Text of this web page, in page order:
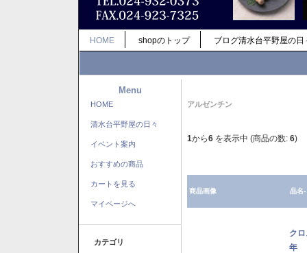
HOME shopのトップ ブログ清水台平野屋の日
Menu
HOME
清水台平野屋の日々
イベント案内
おすすめの商品
カートを見る
マイページへ
カテゴリ
アルゼンチン
1から6 を表示中 (商品の数: 6)
商品画像 品名-
ク
年